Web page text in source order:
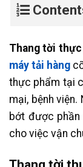
Thang tời thực
máy tải hàng
thực phẩm tại
mại, bệnh
bớt được
cho việc vận